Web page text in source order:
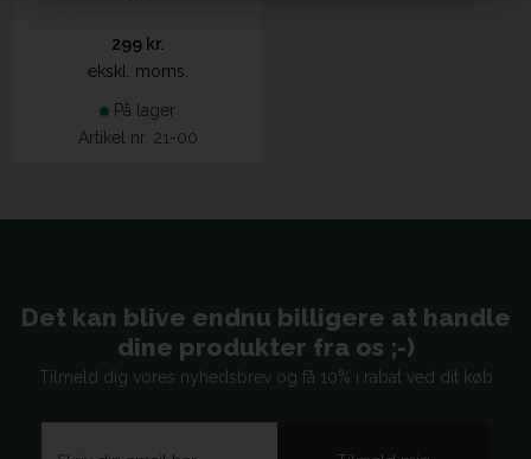
299 kr.
ekskl. moms.
På lager
Artikel nr. 21-00
Det kan blive endnu billigere at handle
dine produkter fra os ;-)
Tilmeld dig vores nyhedsbrev og få 10% i rabat ved dit køb